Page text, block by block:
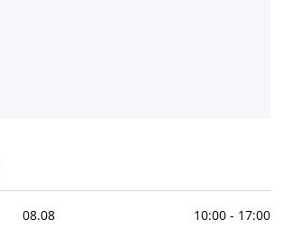
08.08 10:00- 17:00